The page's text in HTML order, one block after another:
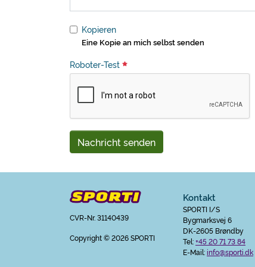
Kopieren
Eine Kopie an mich selbst senden
Roboter-Test
Nachricht senden
CVR-Nr. 31140439
Copyright© 2026 SPORTI
Kontakt
SPORTI I/S
Bygmarksvej 6
DK-2605 Brøndby
Tel:+45 20 71 73 84
E-Mail:info@sporti.dk